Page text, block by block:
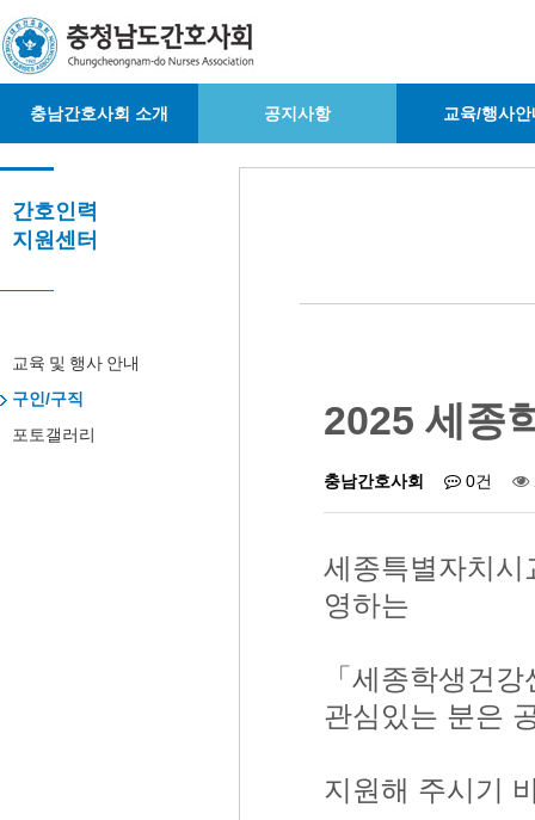
충남간호사회 소개 공지사항 교육/행사안
간호인력
지원센터
교육 및 행사 안내
구인/구직
포토갤러리
2025 세종
충남간호사회 0건
세종특별자치시
영하는
「세종학생건
관심있는 분은
지원해 주시기